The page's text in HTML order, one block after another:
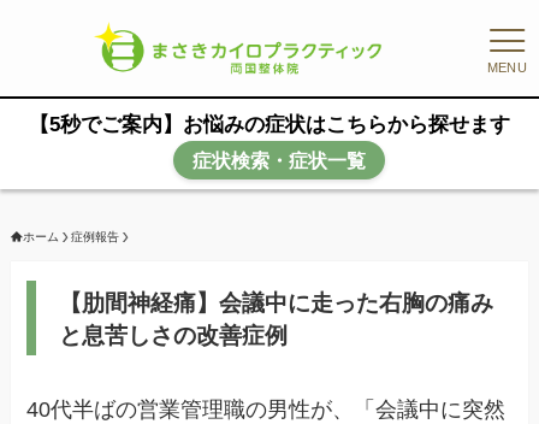
MENU
【5秒でご案内】お悩みの症状はこちらから探せます
症状検索・症状一覧
ホーム 症例報告
【肋間神経痛】会議中に走った右胸の痛み
と息苦しさの改善症例
40代半ばの営業管理職の男性が、「会議中に突然